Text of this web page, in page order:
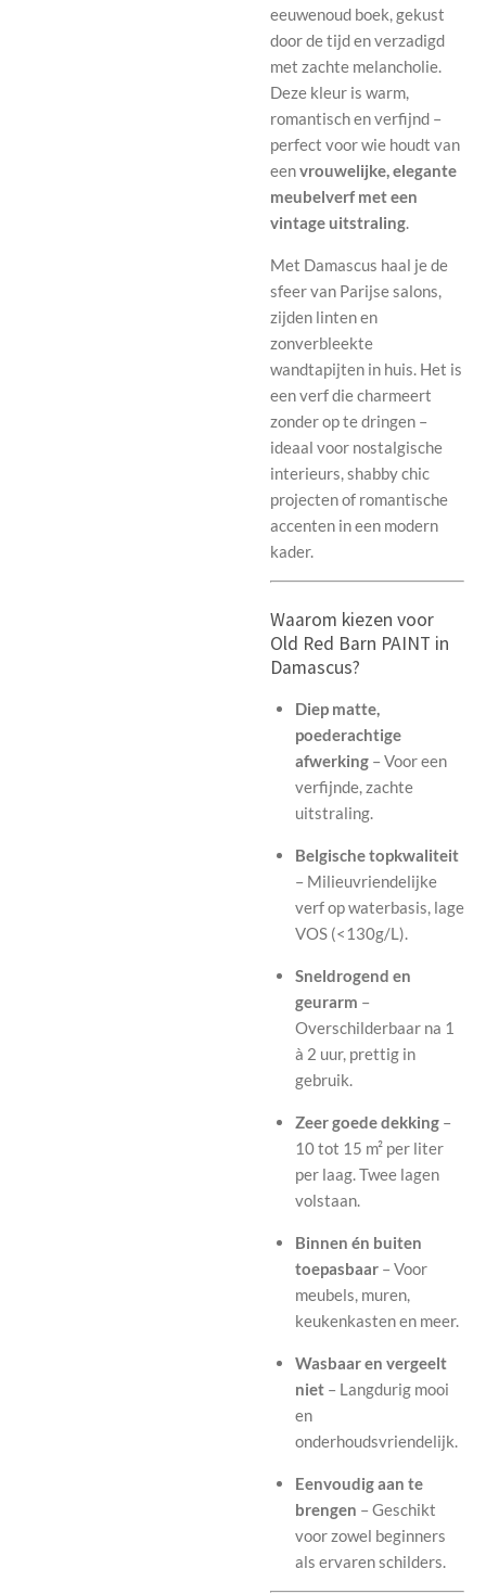
eeuwenoud boek, gekust
door de tijd en verzadigd
met zachte melancholie.
Deze kleur is warm,
romantisch en verfijnd –
perfect voor wie houdt van
eenvrouwelijke, elegante
meubelverf met een
vintage uitstraling.
Met Damascus haal je de
sfeer van Parijse salons,
zijden linten en
zonverbleekte
wandtapijten in huis. Het is
een verf die charmeert
zonder op te dringen –
ideaal voor nostalgische
interieurs, shabby chic
projecten of romantische
accenten in een modern
kader.
Waarom kiezen voor
Old Red Barn PAINT in
Damascus?
Diep matte,
poederachtige
afwerking– Voor een
verfijnde, zachte
uitstraling.
Belgische topkwaliteit
– Milieuvriendelijke
verf op waterbasis, lage
VOS (<130g/L).
Sneldrogend en
geurarm –
Overschilderbaar na 1
à 2 uur, prettig in
gebruik.
Zeer goede dekking–
10 tot 15 m² per liter
per laag. Twee lagen
volstaan.
Binnen én buiten
toepasbaar– Voor
meubels, muren,
keukenkasten en meer.
Wasbaar en vergeelt
niet– Langdurig mooi
en
onderhoudsvriendelijk.
Eenvoudig aan te
brengen – Geschikt
voor zowel beginners
als ervaren schilders.